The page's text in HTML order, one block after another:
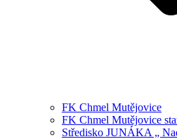
FK Chmel Mutějovice
FK Chmel Mutějovice
Středisko JUNÁKA „